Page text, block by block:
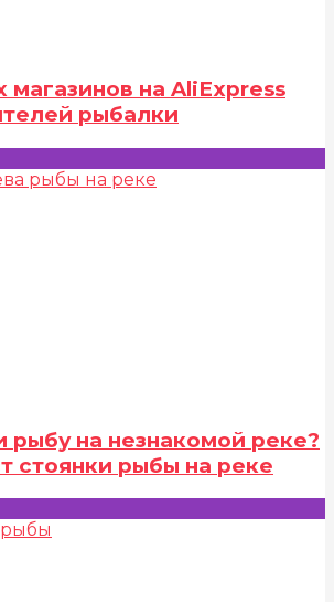
магазинов на AliExpress
рыбалки
рыбу на незнакомой реке?
стоянки рыбы на реке